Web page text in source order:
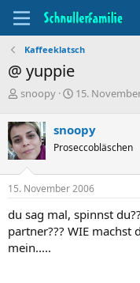
Kaffeeklatsch
@ yuppie
T
e
m
e
n
s
t
r
t
e
snoopy
B
i
n
d
a
u
m
15.
snoopy
Proseccobläschen
15. November 2006
du sag mal, spinnst
partner??? WIE machst
mein.....